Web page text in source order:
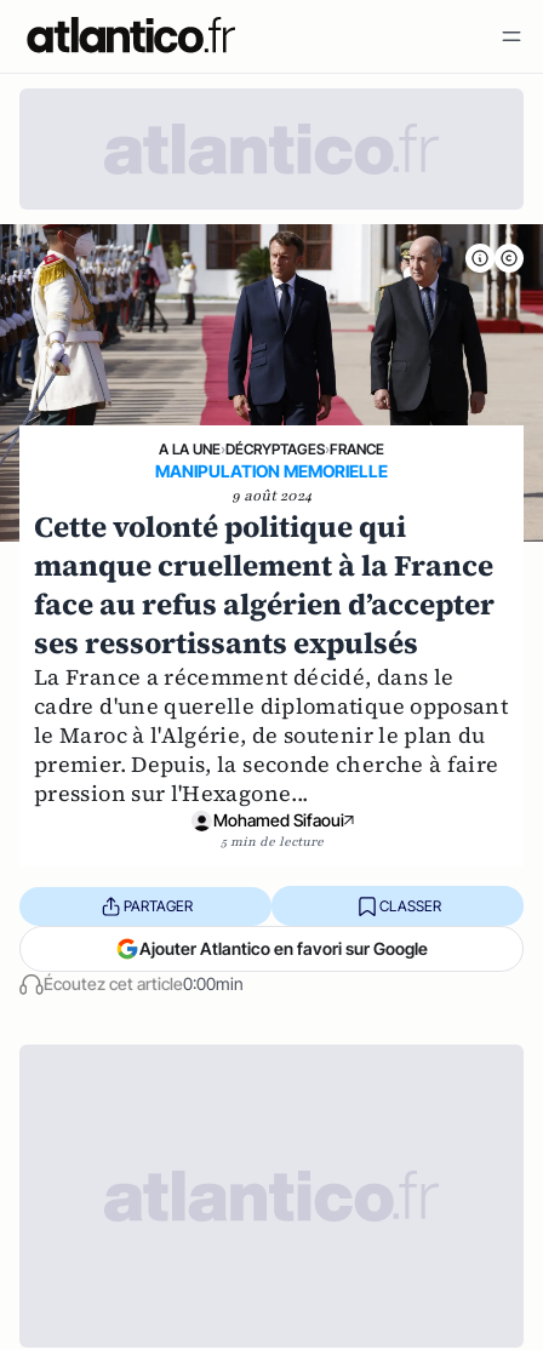
A LA UNE›DÉCRYPTAGES›FRANCE
MANIPULATION MEMORIELLE
9 août 2024
Cette volonté politique qui
manque cruellement à la France
face au refus algérien d’accepter
ses ressortissants expulsés
La France a récemment décidé, dans le
cadre d'une querelle diplomatique opposant
le Maroc à l'Algérie, de soutenir le plan du
premier. Depuis, la seconde cherche à faire
pression sur l'Hexagone...
Mohamed Sifaoui
5 min de lecture
Écoutez cet article0:00min
PARTAGER CLASSER
Ajouter Atlantico en favori sur Google